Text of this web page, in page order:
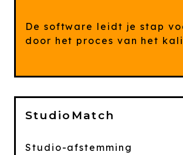
De software leidt je stap
door het proces van het
StudioMatch
Studio-afstemming